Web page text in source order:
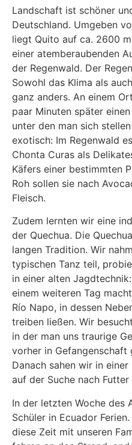
Landschaft ist schöner
Deutschland. Umgeben
liegt Quito auf ca. 2600
einer atemberaubenden
der Regenwald. Der
Sowohl das Klima als
ganz anders. An einem
paar Minuten später
unter den man sich
exotisch: Im Regenwald
Chonta Curas als
Käfers einer bestimmten
Roh sollen sie nach
Fleisch.
Zudem lernten wir eine
der Quechua. Die
langen Tradition. Wir
typischen Tanz teil,
in einer alten
einem weiteren Tag
Río Napo, in dessen
treiben ließen. Wir
in der man uns traurige
vorher in Gefangenschaft
Danach sahen wir in
auf der Suche nach
In der letzten Woche des
Schüler in Ecuador
diese Zeit mit unseren